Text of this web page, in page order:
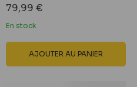
Prix
réduit
79,99 €
En stock
AJOUTER AU PANIER